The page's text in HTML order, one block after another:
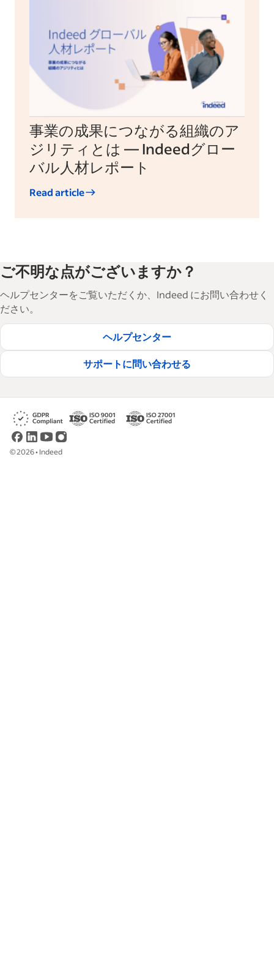
事業の成果につながる組織のア
ジリティとは — Indeedグロー
バル人材レポート
Read article
ご不明な点がございますか？
ヘルプセンターをご覧いただくか、Indeed にお問い合わせく
ださい。
ヘルプセンター
サポートに問い合わせる
©2026• Indeed